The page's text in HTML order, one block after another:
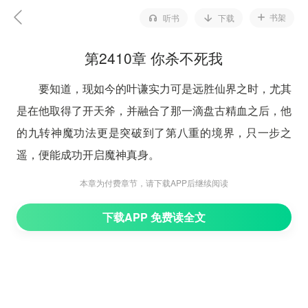
听书 下载 书架
第2410章 你杀不死我
要知道，现如今的叶谦实力可是远胜仙界之时，尤其
是在他取得了开天斧，并融合了那一滴盘古精血之后，他
的九转神魔功法更是突破到了第八重的境界，只一步之
遥，便能成功开启魔神真身。
所以，面对刚刚破封而出的魔祖罗睺，此时的叶谦自
然而，让他怎么也没想到的是，在这昆仑之巅，在这
本章为付费章节，请下载APP后继续阅读
下载APP 免费读全文